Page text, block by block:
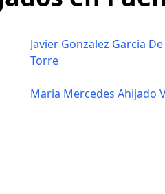
Javier Gonzalez Garcia De
Torre
Maria Mercedes Ahijado